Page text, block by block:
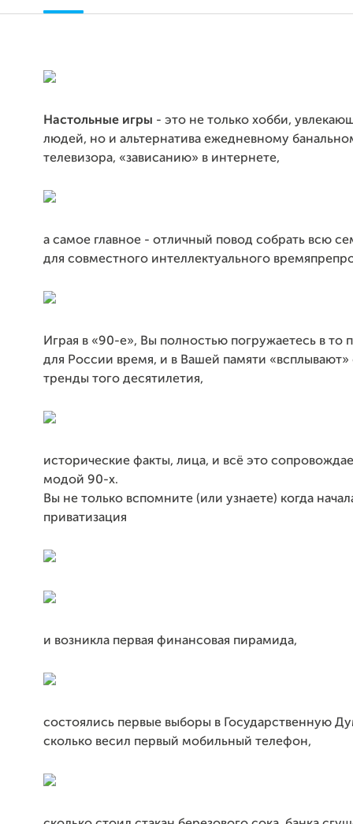
Настольные игры - это не только хобби,
людей, но и альтернатива ежедневному
телевизора, «зависанию» в интернете,
а самое главное - отличный повод собрать всю
для совместного интеллектуального
Играя в «90-е», Вы полностью погружаетесь в то
для России время, и в Вашей памяти
тренды того десятилетия,
исторические факты, лица, и всё это
модой 90-х.
Вы не только вспомните (или узнаете) когда
приватизация
и возникла первая финансовая пирамида,
состоялись первые выборы в Государственную
сколько весил первый мобильный телефон,